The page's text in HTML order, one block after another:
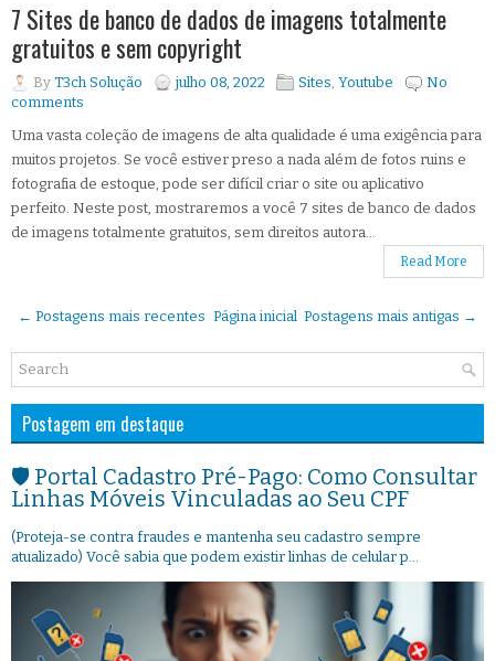
7 Sites de banco de dados de imagens totalmente
gratuitos e sem copyright
By T3ch Solução julho 08, 2022 Sites, Youtube
No
comments
Uma vasta coleção de imagens de alta qualidade é uma exigência para
muitos projetos. Se você estiver preso a nada além de fotos ruins e
fotografia de estoque, pode ser difícil criar o site ou aplicativo
perfeito. Neste post, mostraremos a você 7 sites de banco de dados
de imagens totalmente gratuitos, sem direitos autora...
Read More
← Postagens mais recentes Postagens mais antigas →
Página inicial
Postagem em destaque
🛡️ Portal Cadastro Pré-Pago: Como Consultar
Linhas Móveis Vinculadas ao Seu CPF
(Proteja-se contra fraudes e mantenha seu cadastro sempre
atualizado) Você sabia que podem existir linhas de celular p...